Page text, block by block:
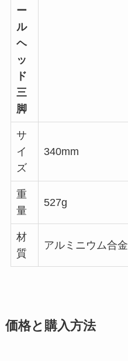
ー
ル
ヘ
ッ
ド
三
脚
サ
イ
ズ
340mm
重
量
527g
材
質
アルミニウム合金
価格と購入方法